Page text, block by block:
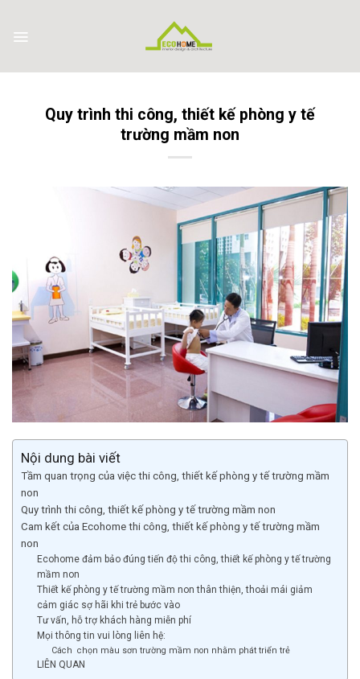
content
Quy trình thi công, thiết kế phòng y tế
trường mầm non
Nội dung bài viết
Tầm quan trọng của việc thi công, thiết kế phòng y tế trường mầm
non
Quy trình thi công, thiết kế phòng y tế trường mầm non
Cam kết của Ecohome thi công, thiết kế phòng y tế trường mầm
non
Ecohome đảm bảo đúng tiến độ thi công, thiết kế phòng y tế trường
mầm non
Thiết kế phòng y tế trường mầm non thân thiện, thoải mái giảm
cảm giác sợ hãi khi trẻ bước vào
Tư vấn, hỗ trợ khách hàng miễn phí
Mọi thông tin vui lòng liên hệ:
Cách chọn màu sơn trường mầm non nhằm phát triển trẻ
LIÊN QUAN